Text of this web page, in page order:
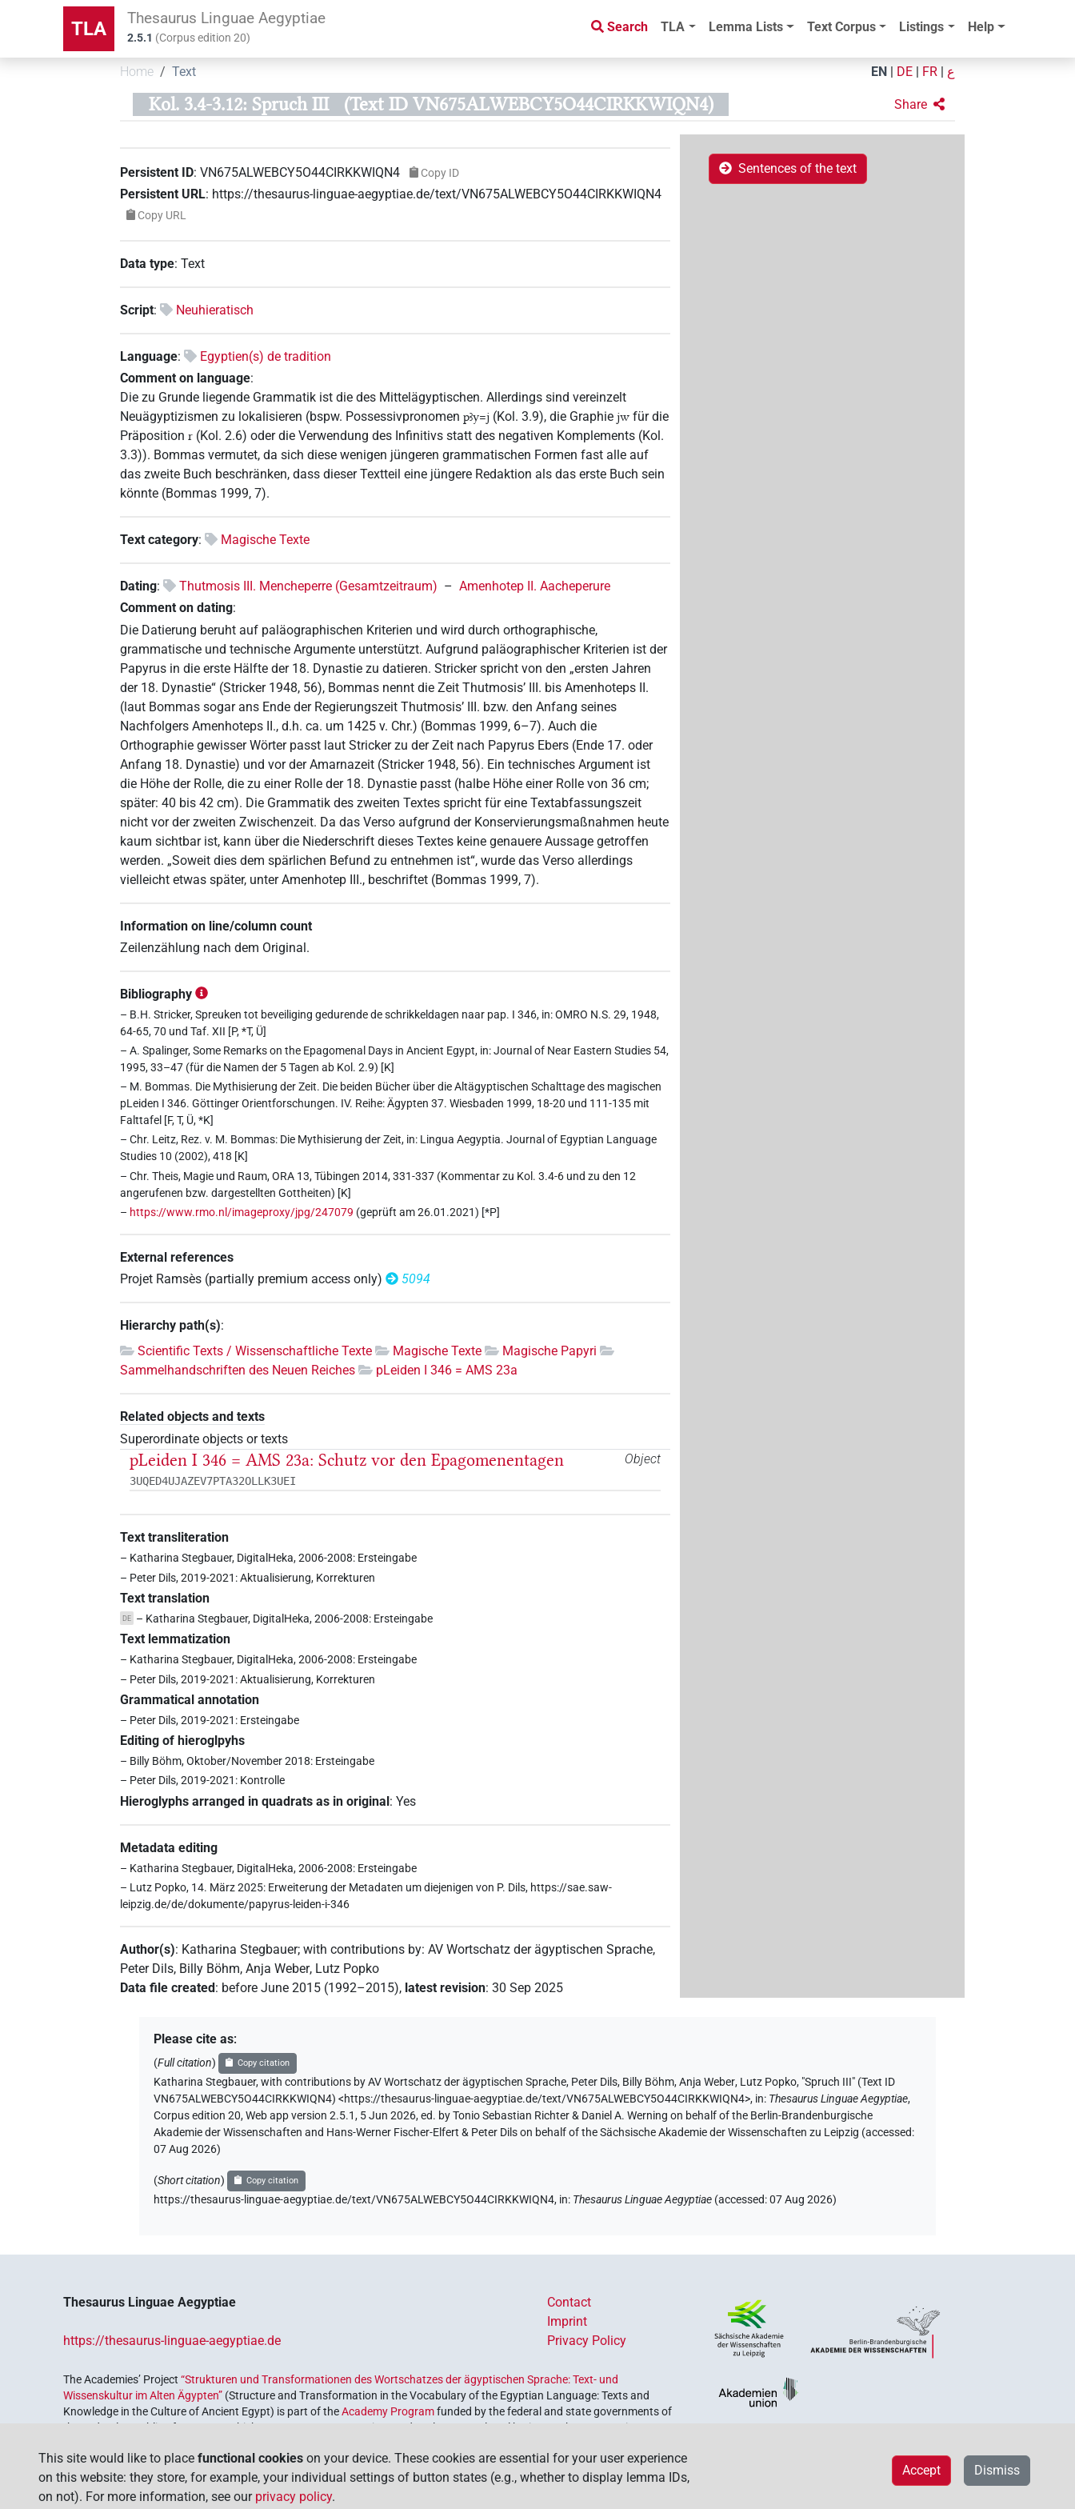
TLA Thesaurus Linguae Aegyptiae
2.5.1 (Corpus edition20)
Search TLA Lemma Lists Text Corpus Listings Help
Home Text EN DE FR ع
Kol. 3.4-3.12: Spruch III (Text ID VN675ALWEBCY5O44CIRKKWIQN4) Share
Sentences of the text
Persistent ID:VN675ALWEBCY5O44CIRKKWIQN4 Copy ID
Persistent URL: https://thesaurus-linguae-aegyptiae.de/text/VN675ALWEBCY5O44CIRKKWIQN4
Copy URL
Data type:Text
Script: Neuhieratisch
Language:
Egyptien(s) de tradition
Comment on language:
Die zu Grunde liegende Grammatik ist die des Mittelägyptischen. Allerdings sind vereinzelt
Neuägyptizismen zu lokalisieren (bspw. Possessivpronomenpꜣy=j (Kol. 3.9), die Graphiejw für die
Präpositionr (Kol. 2.6) oder die Verwendung des Infinitivs statt des negativen Komplements (Kol.
3.3)). Bommas vermutet, da sich diese wenigen jüngeren grammatischen Formen fast alle auf
das zweite Buch beschränken, dass dieser Textteil eine jüngere Redaktion als das erste Buch sein
könnte (Bommas 1999, 7).
Text category: Magische Texte
Dating: Thutmosis III. Mencheperre (Gesamtzeitraum) –Amenhotep II. Aacheperure
Comment on dating:
Die Datierung beruht auf paläographischen Kriterien und wird durch orthographische,
grammatische und technische Argumente unterstützt. Aufgrund paläographischer Kriterien ist der
Papyrus in die erste Hälfte der 18. Dynastie zu datieren. Stricker spricht von den „ersten Jahren
der 18. Dynastie“ (Stricker 1948, 56), Bommas nennt die Zeit Thutmosis’ III. bis Amenhoteps II.
(laut Bommas sogar ans Ende der Regierungszeit Thutmosis’ III. bzw. den Anfang seines
Nachfolgers Amenhoteps II., d.h. ca. um 1425 v. Chr.) (Bommas 1999, 6–7). Auch die
Orthographie gewisser Wörter passt laut Stricker zu der Zeit nach Papyrus Ebers (Ende 17. oder
Anfang 18. Dynastie) und vor der Amarnazeit (Stricker 1948, 56). Ein technisches Argument ist
die Höhe der Rolle, die zu einer Rolle der 18. Dynastie passt (halbe Höhe einer Rolle von 36 cm;
später: 40 bis 42 cm). Die Grammatik des zweiten Textes spricht für eine Textabfassungszeit
nicht vor der zweiten Zwischenzeit. Da das Verso aufgrund der Konservierungsmaßnahmen heute
kaum sichtbar ist, kann über die Niederschrift dieses Textes keine genauere Aussage getroffen
werden. „Soweit dies dem spärlichen Befund zu entnehmen ist“, wurde das Verso allerdings
vielleicht etwas später, unter Amenhotep III., beschriftet (Bommas 1999, 7).
Information on line/column count
Zeilenzählung nach dem Original.
Bibliography
– B.H. Stricker, Spreuken tot beveiliging gedurende de schrikkeldagen naar pap. I 346, in: OMRO N.S. 29, 1948,
64-65, 70 und Taf. XII [P, *T, Ü]
– A. Spalinger, Some Remarks on the Epagomenal Days in Ancient Egypt, in: Journal of Near Eastern Studies 54,
1995, 33–47 (für die Namen der 5 Tagen ab Kol. 2.9) [K]
– M. Bommas. Die Mythisierung der Zeit. Die beiden Bücher über die Altägyptischen Schalttage des magischen
pLeiden I 346. Göttinger Orientforschungen. IV. Reihe: Ägypten 37. Wiesbaden 1999, 18-20 und 111-135 mit
Falttafel [F, T, Ü, *K]
– Chr. Leitz, Rez. v. M. Bommas: Die Mythisierung der Zeit, in: Lingua Aegyptia. Journal of Egyptian Language
Studies 10 (2002), 418 [K]
– Chr. Theis, Magie und Raum, ORA 13, Tübingen 2014, 331-337 (Kommentar zu Kol. 3.4-6 und zu den 12
angerufenen bzw. dargestellten Gottheiten) [K]
– https://www.rmo.nl/imageproxy/jpg/247079 (geprüft am 26.01.2021) [*P]
External references
Projet Ramsès (partially premium access only)
5094
Hierarchy path(s):
Scientific Texts / Wissenschaftliche Texte
Magische Texte
Magische Papyri
Sammelhandschriften des Neuen Reiches
pLeiden I 346 = AMS 23a
Related objects and texts
Superordinate objects or texts
Object
pLeiden I 346 = AMS 23a: Schutz vor den Epagomenentagen
3UQED4UJAZEV7PTA32OLLK3UEI
Text transliteration
– Katharina Stegbauer, DigitalHeka, 2006-2008: Ersteingabe
– Peter Dils, 2019-2021: Aktualisierung, Korrekturen
Text translation
DE – Katharina Stegbauer, DigitalHeka, 2006-2008: Ersteingabe
Text lemmatization
– Katharina Stegbauer, DigitalHeka, 2006-2008: Ersteingabe
– Peter Dils, 2019-2021: Aktualisierung, Korrekturen
Grammatical annotation
– Peter Dils, 2019-2021: Ersteingabe
Editing of hieroglpyhs
– Billy Böhm, Oktober/November 2018: Ersteingabe
– Peter Dils, 2019-2021: Kontrolle
Hieroglyphs arranged in quadrats as in original:Yes
Metadata editing
– Katharina Stegbauer, DigitalHeka, 2006-2008: Ersteingabe
– Lutz Popko, 14. März 2025: Erweiterung der Metadaten um diejenigen von P. Dils, https://sae.saw-
leipzig.de/de/dokumente/papyrus-leiden-i-346
Author(s): Katharina Stegbauer;with contributions by:AV Wortschatz der ägyptischen Sprache,
Peter Dils, Billy Böhm,Anja Weber, Lutz Popko
Data file created: before June 2015 (1992–2015), latest revision:30 Sep 2025
Please cite as:
(Full citation) Copy citation
Katharina Stegbauer,with contributions by AV Wortschatz der ägyptischen Sprache, Peter Dils, Billy Böhm,Anja Weber, Lutz Popko, "Spruch III" (Text ID
VN675ALWEBCY5O44CIRKKWIQN4)<https://thesaurus-linguae-aegyptiae.de/text/VN675ALWEBCY5O44CIRKKWIQN4>, in: Thesaurus Linguae Aegyptiae,
Corpus edition 20, Web app version 2.5.1, 5 Jun 2026, ed. by Tonio Sebastian Richter & Daniel A. Werning on behalf of the Berlin-Brandenburgische
Akademie der Wissenschaften and Hans-Werner Fischer-Elfert & Peter Dils on behalf of the Sächsische Akademie der Wissenschaften zu Leipzig (accessed:
07 Aug 2026)
(Short citation) Copy citation
https://thesaurus-linguae-aegyptiae.de/text/VN675ALWEBCY5O44CIRKKWIQN4, in: Thesaurus Linguae Aegyptiae (accessed:07 Aug 2026)
Thesaurus Linguae Aegyptiae
https://thesaurus-linguae-aegyptiae.de
Contact
Imprint
Privacy Policy
The Academies’ Project“Strukturen und Transformationen des Wortschatzes der ägyptischen Sprache: Text- und
Wissenskultur im Alten Ägypten” (Structure and Transformation in the Vocabulary of the Egyptian Language: Texts and
Knowledge in the Culture of Ancient Egypt) is part of theAcademy Programfunded by the federal and state governments of
the Federal Republic of Germany, which serves to preserve, retrieve and explore our cultural heritage. The program is
This site would like to place functional cookies on your device. These cookies are essential for your user experience
on this website: they store, for example, your individual settings of button states (e.g., whether to display lemma IDs,
on not). For more information, see our privacy policy.
Dismiss
Accept